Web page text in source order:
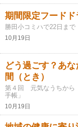
期間限定フードド
勝田小コミハで22日まで
10月19日
どう過ごす？あ
間（とき）
第４回 元気なうちから
手帳」
10月19日